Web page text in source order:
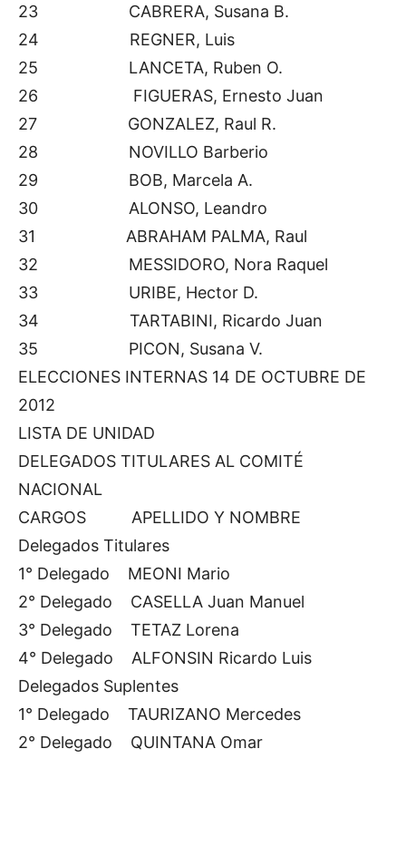
23 CABRERA, Susana B.
24 REGNER, Luis
25 LANCETA, Ruben O.
26 FIGUERAS, Ernesto Juan
27 GONZALEZ, Raul R.
28 NOVILLO Barberio
29 BOB, Marcela A.
30 ALONSO, Leandro
31 ABRAHAM PALMA, Raul
32 MESSIDORO, Nora Raquel
33 URIBE, Hector D.
34 TARTABINI, Ricardo Juan
35 PICON, Susana V.
ELECCIONES INTERNAS 14 DE OCTUBRE DE
2012
LISTA DE UNIDAD
DELEGADOS TITULARES AL COMITÉ
NACIONAL
CARGOS APELLIDO Y NOMBRE
Delegados Titulares
1° Delegado MEONI Mario
2° Delegado CASELLA Juan Manuel
3° Delegado TETAZ Lorena
4° Delegado ALFONSIN Ricardo Luis
Delegados Suplentes
1° Delegado TAURIZANO Mercedes
2° Delegado QUINTANA Omar